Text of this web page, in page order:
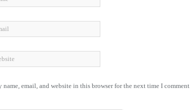
name, email, and website in this browser for the next time I comment.